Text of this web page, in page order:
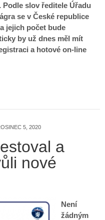
slov ředitele Úřadu
se v České republice
jejich počet bude
by už dnes měl mít
a hotové on-line
5, 2020
a
nové
Není
žádným